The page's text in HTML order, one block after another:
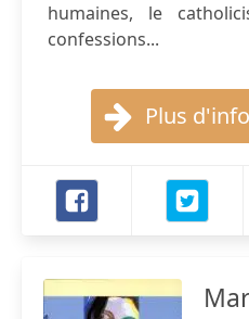
humaines, le
confessions...
Plus